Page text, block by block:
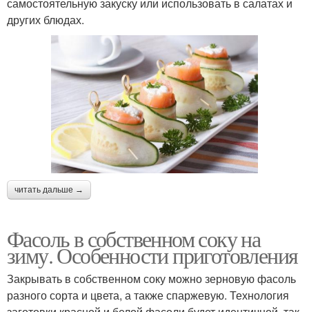
самостоятельную закуску или использовать в салатах и
других блюдах.
читать дальше →
Фасоль в собственном соку на
зиму. Особенности приготовления
Закрывать в собственном соку можно зерновую фасоль
разного сорта и цвета, а также спаржевую. Технология